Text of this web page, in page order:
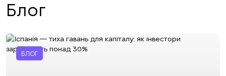
Блог
БЛОГ